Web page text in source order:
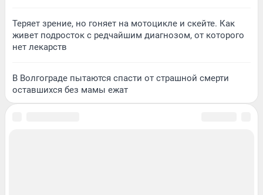
Теряет зрение, но гоняет на мотоцикле и скейте. Как
живет подросток с редчайшим диагнозом, от которого
нет лекарств
В Волгограде пытаются спасти от страшной смерти
оставшихся без мамы ежат